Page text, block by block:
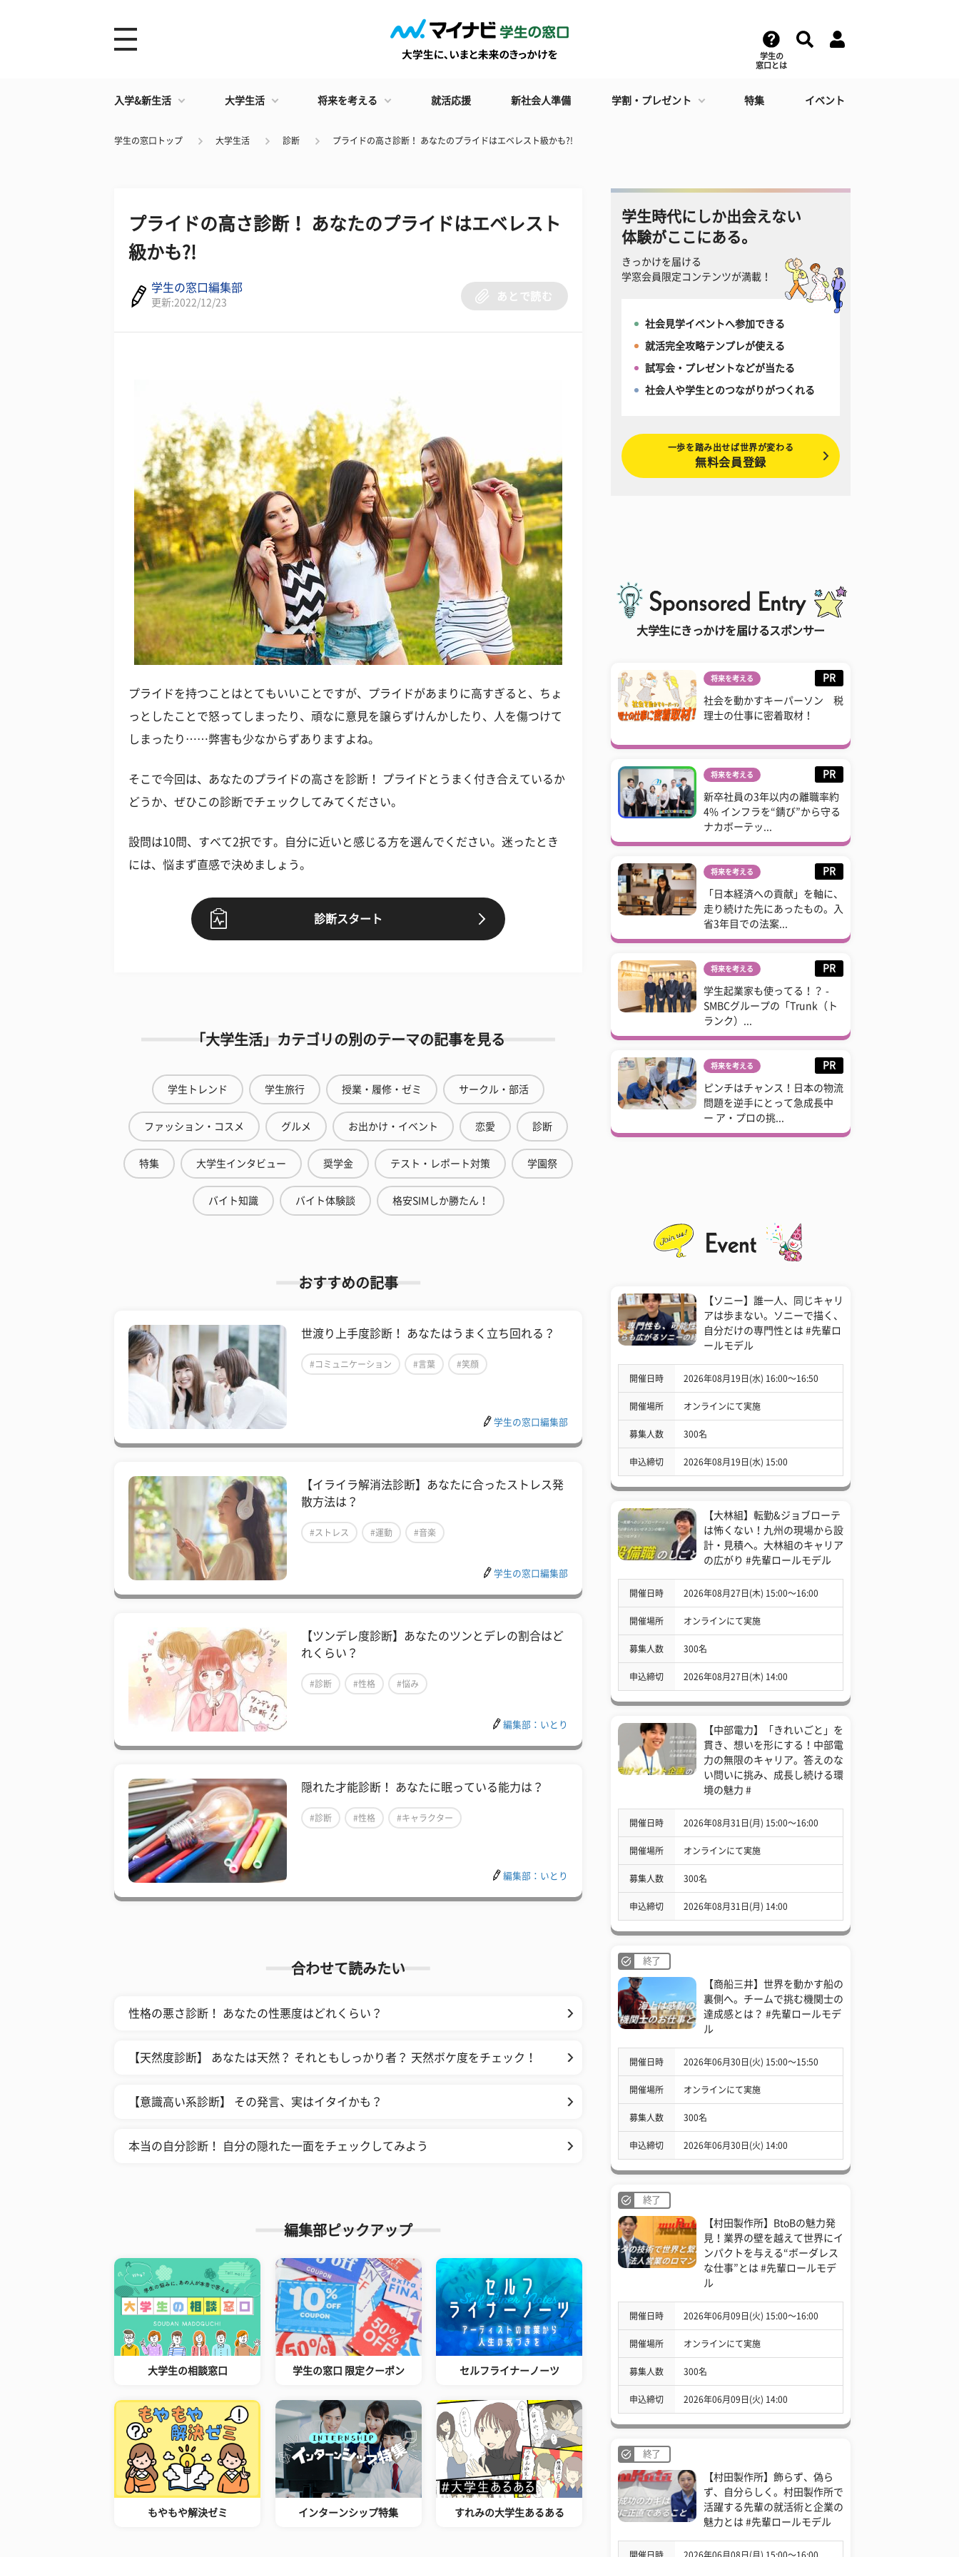
学生の
窓口とは
入学&新生活 大学生活 将来を考える 就活応援 新社会人準備 学割・プレゼント 特集 イベント
学生の窓口トップ 大学生活 診断 プライドの高さ診断！ あなたのプライドはエベレスト級かも?!
プライドの高さ診断！ あなたのプライドはエベレスト
級かも?!
学生の窓口編集部
更新:2022/12/23
あとで読む
プライドを持つことはとてもいいことですが、プライドがあまりに高すぎると、ちょ
っとしたことで怒ってしまったり、頑なに意見を譲らずけんかしたり、人を傷つけて
しまったり……弊害も少なからずありますよね。
そこで今回は、あなたのプライドの高さを診断！ プライドとうまく付き合えているか
どうか、ぜひこの診断でチェックしてみてください。
設問は10問、すべて2択です。自分に近いと感じる方を選んでください。迷ったとき
には、悩まず直感で決めましょう。
診断スタート
「大学生活」カテゴリの別のテーマの記事を見る
学生トレンド 学生旅行 授業・履修・ゼミ サークル・部活
ファッション・コスメ グルメ お出かけ・イベント 恋愛 診断
特集 大学生インタビュー 奨学金 テスト・レポート対策 学園祭
バイト知識 バイト体験談 格安SIMしか勝たん！
おすすめの記事
世渡り上手度診断！ あなたはうまく立ち回れる？
#コミュニケーション #言葉 #笑顔
学生の窓口編集部
【イライラ解消法診断】あなたに合ったストレス発
散方法は？
#ストレス #運動 #音楽
学生の窓口編集部
【ツンデレ度診断】あなたのツンとデレの割合はど
れくらい？
#診断 #性格 #悩み
編集部：いとり
隠れた才能診断！ あなたに眠っている能力は？
#診断 #性格 #キャラクター
編集部：いとり
合わせて読みたい
性格の悪さ診断！ あなたの性悪度はどれくらい？
【天然度診断】 あなたは天然？ それともしっかり者？ 天然ボケ度をチェック！
【意識高い系診断】 その発言、実はイタイかも？
本当の自分診断！ 自分の隠れた一面をチェックしてみよう
編集部ピックアップ
大学生の相談窓口 学生の窓口 限定クーポン セルフライナーノーツ
もやもや解決ゼミ インターンシップ特集 すれみの大学生あるある
学生時代にしか出会えない
体験がここにある。
きっかけを届ける
学窓会員限定コンテンツが満載！
社会見学イベントへ参加できる
就活完全攻略テンプレが使える
試写会・プレゼントなどが当たる
社会人や学生とのつながりがつくれる
一歩を踏み出せば世界が変わる
無料会員登録
大学生にきっかけを届けるスポンサー
将来を考える PR
社会を動かすキーパーソン 税
理士の仕事に密着取材！
将来を考える PR
新卒社員の3年以内の離職率約
4% インフラを“錆び”から守る
ナカボーテッ...
将来を考える PR
「日本経済への貢献」を軸に、
走り続けた先にあったもの。入
省3年目での法案...
将来を考える PR
学生起業家も使ってる！？ -
SMBCグループの「Trunk（ト
ランク）...
将来を考える PR
ピンチはチャンス！日本の物流
問題を逆手にとって急成長中
ー ア・プロの挑...
【ソニー】誰一人、同じキャリ
アは歩まない。ソニーで描く、
自分だけの専門性とは #先輩ロ
ールモデル
開催日時 2026年08月19日(水) 16:00〜16:50
開催場所 オンラインにて実施
募集人数 300名
申込締切 2026年08月19日(水) 15:00
【大林組】転勤&ジョブローテ
は怖くない！九州の現場から設
計・見積へ。大林組のキャリア
の広がり #先輩ロールモデル
開催日時 2026年08月27日(木) 15:00〜16:00
開催場所 オンラインにて実施
募集人数 300名
申込締切 2026年08月27日(木) 14:00
【中部電力】「きれいごと」を
貫き、想いを形にする！中部電
力の無限のキャリア。答えのな
い問いに挑み、成長し続ける環
境の魅力 #
開催日時 2026年08月31日(月) 15:00〜16:00
開催場所 オンラインにて実施
募集人数 300名
申込締切 2026年08月31日(月) 14:00
終了
【商船三井】世界を動かす船の
裏側へ。チームで挑む機関士の
達成感とは？ #先輩ロールモデ
ル
開催日時 2026年06月30日(火) 15:00〜15:50
開催場所 オンラインにて実施
募集人数 300名
申込締切 2026年06月30日(火) 14:00
終了
【村田製作所】BtoBの魅力発
見！業界の壁を越えて世界にイ
ンパクトを与える“ボーダレス
な仕事”とは #先輩ロールモデ
ル
開催日時 2026年06月09日(火) 15:00〜16:00
開催場所 オンラインにて実施
募集人数 300名
申込締切 2026年06月09日(火) 14:00
終了
【村田製作所】飾らず、偽ら
ず、自分らしく。村田製作所で
活躍する先輩の就活術と企業の
魅力とは #先輩ロールモデル
開催日時 2026年06月08日(月) 15:00〜16:00